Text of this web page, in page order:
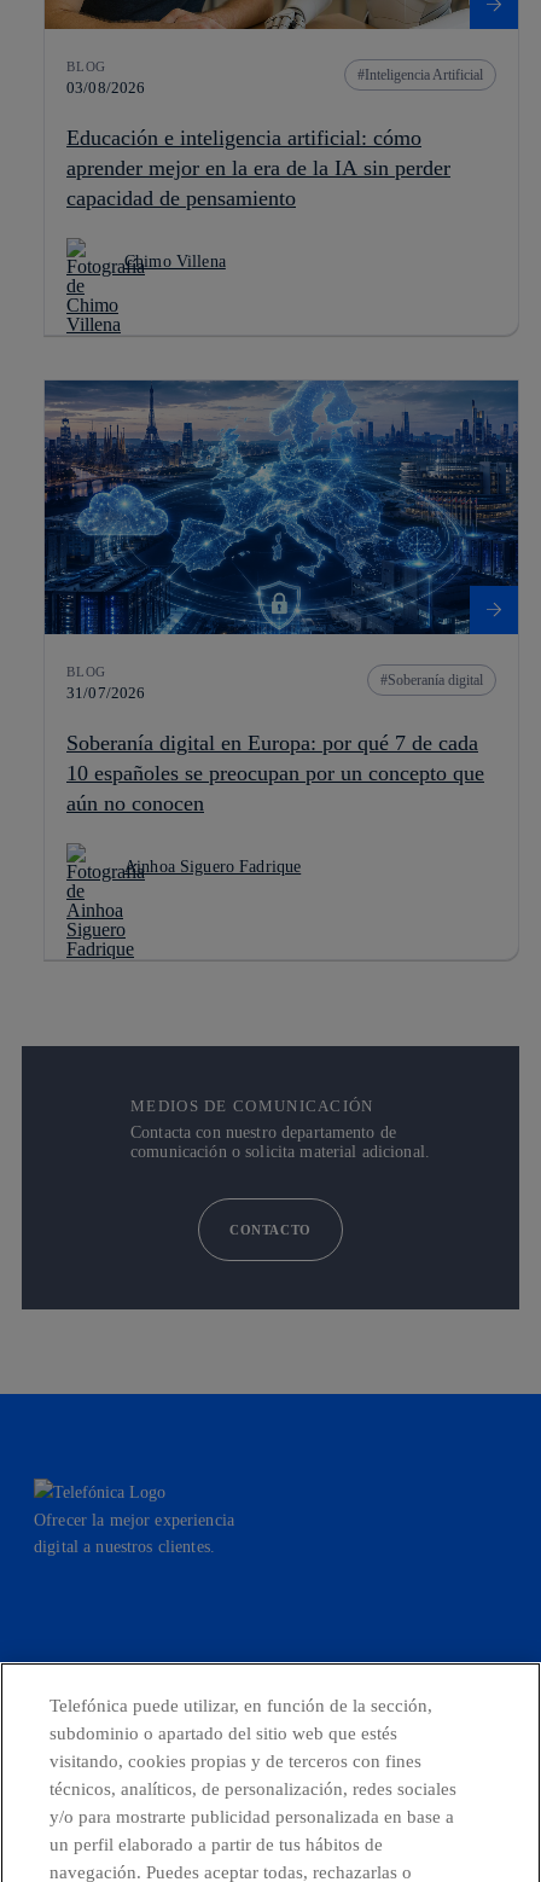
BLOG
03/08/2026
Inteligencia Artificial
Educación e inteligencia artificial: cómo
aprender mejor en la era de la IA sin perder
capacidad de pensamiento
Chimo Villena
BLOG
31/07/2026
Soberanía digital
Soberanía digital en Europa: por qué 7 de cada
10 españoles se preocupan por un concepto que
aún no conocen
Ainhoa Siguero Fadrique
MEDIOS DE COMUNICACIÓN
Contacta con nuestro departamento de
comunicación o solicita material adicional.
CONTACTO
Ofrecer la mejor experiencia
digital a nuestros clientes.
facebook linkedin twitter instagram youtube
CONTACTO
Países y Unidades emergentes
Telefónica puede utilizar, en función de la sección,
subdominio o apartado del sitio web que estés
visitando, cookies propias y de terceros con fines
técnicos, analíticos, de personalización, redes sociales
y/o para mostrarte publicidad personalizada en base a
un perfil elaborado a partir de tus hábitos de
navegación. Puedes aceptar todas, rechazarlas o